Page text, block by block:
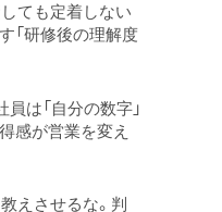
ても定着しない
「研修後の理解度
は「自分の数字」
感が営業を変え
えさせるな。判